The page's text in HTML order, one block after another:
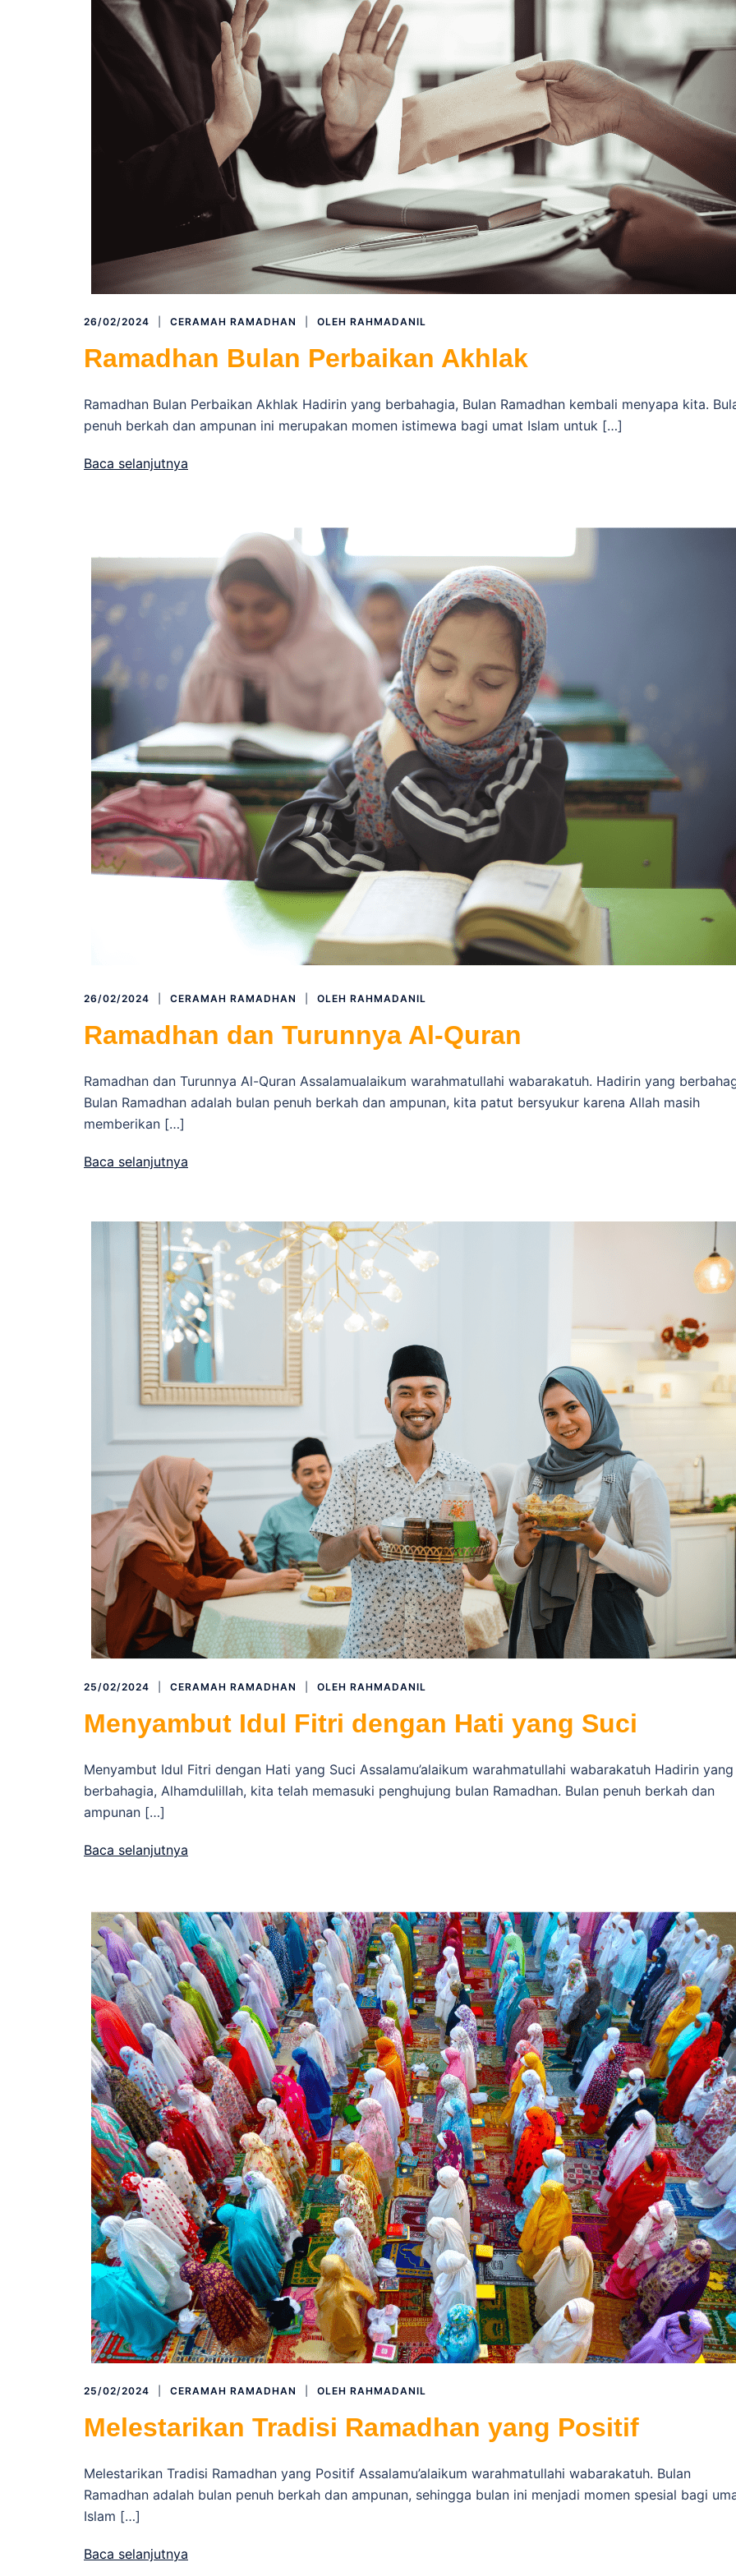
26/02/2024 CERAMAH RAMADHAN OLEH RAHMADANIL
Ramadhan Bulan Perbaikan Akhlak
Ramadhan Bulan Perbaikan Akhlak Hadirin yang berbahagia, Bulan Ramadhan kembali menyapa kita.
penuh berkah dan ampunan ini merupakan momen istimewa bagi umat Islam untuk […]
Baca selanjutnya
26/02/2024 CERAMAH RAMADHAN OLEH RAHMADANIL
Ramadhan dan Turunnya Al-Quran
Ramadhan dan Turunnya Al-Quran Assalamualaikum warahmatullahi wabarakatuh. Hadirin yang
Bulan Ramadhan adalah bulan penuh berkah dan ampunan, kita patut bersyukur karena Allah masih
memberikan […]
Baca selanjutnya
25/02/2024 CERAMAH RAMADHAN OLEH RAHMADANIL
Menyambut Idul Fitri dengan Hati yang Suci
Menyambut Idul Fitri dengan Hati yang Suci Assalamu’alaikum warahmatullahi wabarakatuh Hadirin yang
berbahagia, Alhamdulillah, kita telah memasuki penghujung bulan Ramadhan. Bulan penuh berkah dan
ampunan […]
Baca selanjutnya
25/02/2024 CERAMAH RAMADHAN OLEH RAHMADANIL
Melestarikan Tradisi Ramadhan yang Positif
Melestarikan Tradisi Ramadhan yang Positif Assalamu’alaikum warahmatullahi wabarakatuh. Bulan
Ramadhan adalah bulan penuh berkah dan ampunan, sehingga bulan ini menjadi momen spesial bagi
Islam […]
Baca selanjutnya